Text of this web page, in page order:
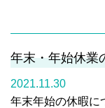
年末・年始休業
2021.11.30
年末年始の休暇に